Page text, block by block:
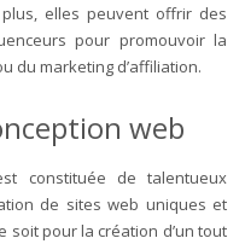
elles peuvent offrir des
pour promouvoir la
du marketing d’affiliation.
web
constituée de talentueux
de sites web uniques et
soit pour la création d’un tout